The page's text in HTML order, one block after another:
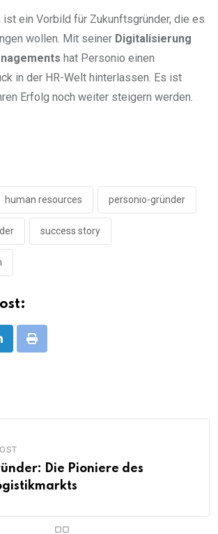
ist ein Vorbild für Zukunftsgründer, die es
wollen. Mit seiner Digitalisierung
hat Personio einen
in der HR-Welt hinterlassen. Es ist
Erfolg noch weiter steigern werden.
human resources personio-gründer
success story
Print
Die Pioniere des